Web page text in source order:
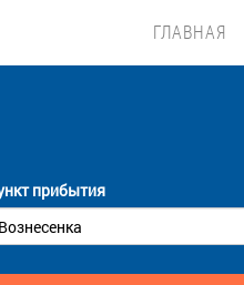
ГЛАВНАЯ
прибытия